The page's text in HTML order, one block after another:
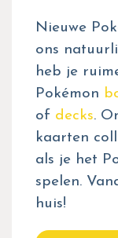
Nieuwe
ons
heb je
Pokémon
of decks.
kaarten
als je het
spelen.
huis!